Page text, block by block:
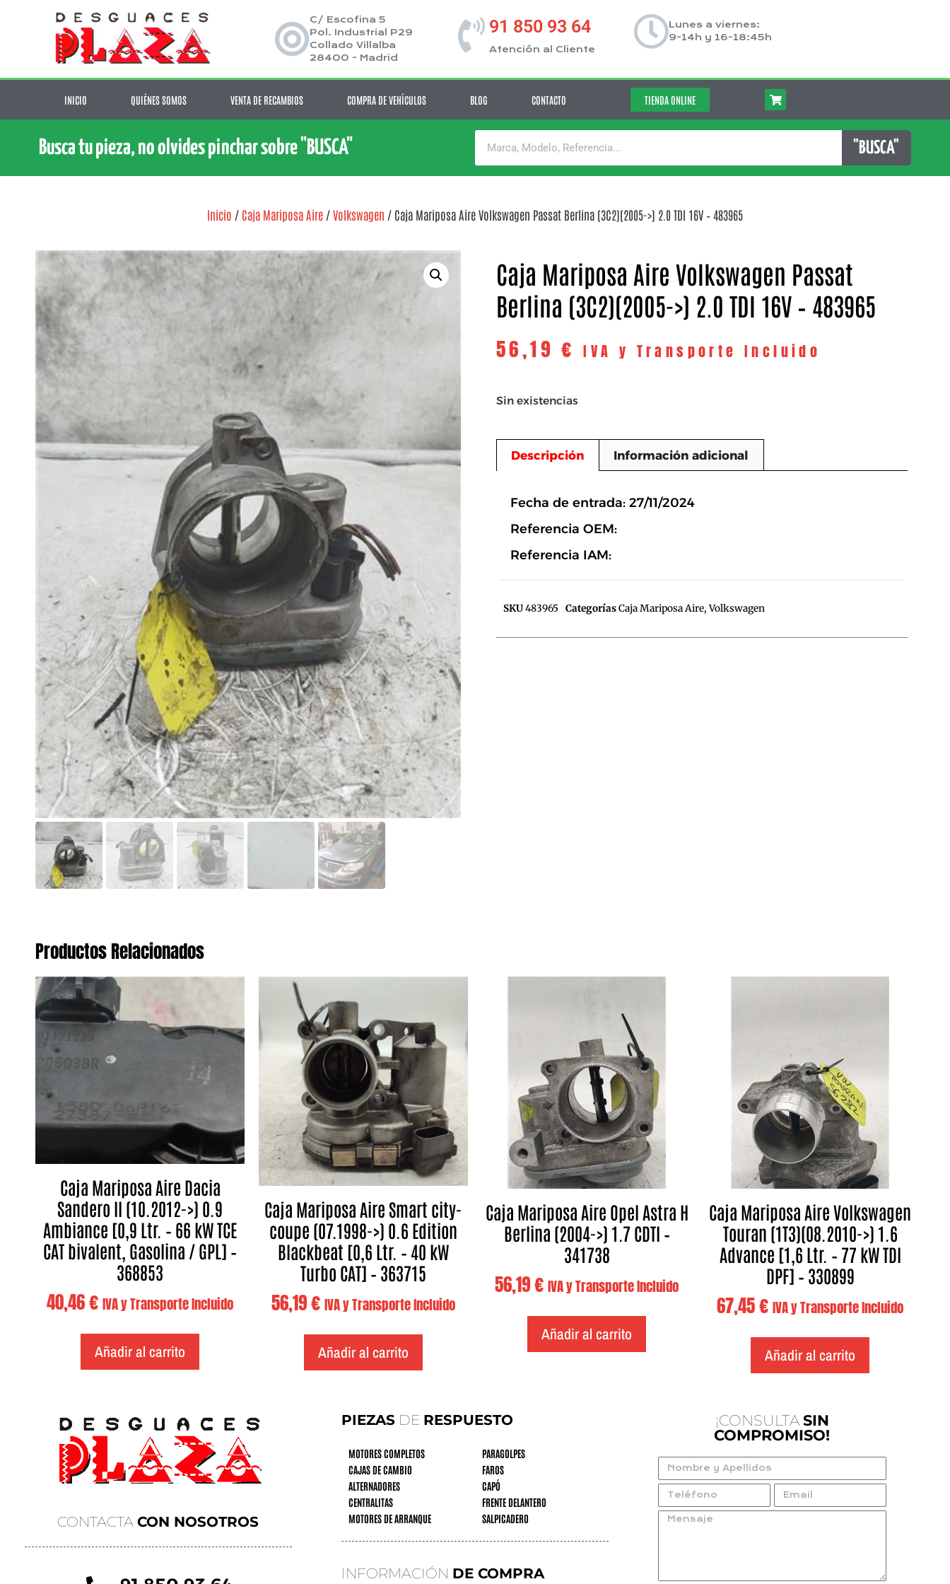
C/ Escofina 5
Pol. Industrial P29
Collado Villalba
28400 - Madrid
91 850 93 64
Atención al Cliente
Lunes a viernes:
9-14h y 16-18:45h
INICIO QUIÉNES SOMOS VENTA DE RECAMBIOS COMPRA DE VEHÍCULOS BLOG CONTACTO TIENDA ONLINE
Busca tu pieza, no olvides pinchar sobre "BUSCA" "BUSCA"
Inicio / Caja Mariposa Aire /Volkswagen / Caja Mariposa Aire Volkswagen Passat Berlina (3C2)(2005->) 2.0 TDI 16V – 483965
Caja Mariposa Aire Volkswagen Passat
Berlina (3C2)(2005->) 2.0 TDI 16V – 483965
56,19€ IVA y Transporte Incluido
Sin existencias
Descripción Información adicional
Fecha de entrada: 27/11/2024
Referencia OEM:
Referencia IAM:
SKU483965 CategoríasCaja Mariposa Aire,Volkswagen
Productos Relacionados
Caja Mariposa Aire Dacia
Sandero II (10.2012->) 0.9
Ambiance [0,9 Ltr. – 66 kW TCE
CAT bivalent, Gasolina / GPL] –
368853
40,46€ IVA y Transporte Incluido
Añadir al carrito
Caja Mariposa Aire Smart city-
coupe (07.1998->) 0.6 Edition
Blackbeat [0,6 Ltr. – 40 kW
Turbo CAT] – 363715
56,19€ IVA y Transporte Incluido
Añadir al carrito
Caja Mariposa Aire Opel Astra H
Berlina (2004->) 1.7 CDTI –
341738
56,19€ IVA y Transporte Incluido
Añadir al carrito
Caja Mariposa Aire Volkswagen
Touran (1T3)(08.2010->) 1.6
Advance [1,6 Ltr. – 77 kW TDI
DPF] – 330899
67,45€ IVA y Transporte Incluido
Añadir al carrito
CONTACTACON NOSOTROS
PIEZASDE RESPUESTO
MOTORES COMPLETOS
CAJAS DE CAMBIO
ALTERNADORES
CENTRALITAS
MOTORES DE ARRANQUE
PARAGOLPES
FAROS
CAPÓ
FRENTE DELANTERO
SALPICADERO
INFORMACIÓN DE COMPRA
¡CONSULTA SIN
COMPROMISO!